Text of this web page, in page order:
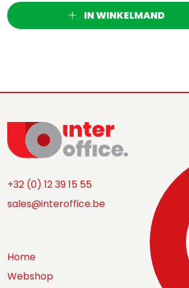
IN WINKELMAND
+32 (0) 12 39 15 55
sales@interoffice.be
Home
Webshop